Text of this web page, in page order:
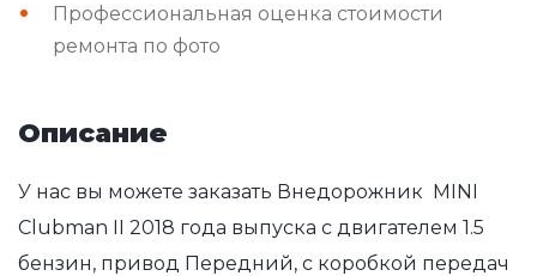
Профессиональная оценка стоимости
ремонта по фото
Описание
У нас вы можете заказать Внедорожник MINI
Clubman II 2018 года выпуска с двигателем 1.5
бензин, привод Передний, с коробкой передач